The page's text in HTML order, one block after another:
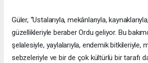
Güler, “Ustalarıyla, mekânlarıyla,
güzellikleriyle beraber Ordu geliyor. Bu
şelalesiyle, yaylalarıyla, endemik bitkileriyle,
sebzeleriyle ve bir de çok kültürlü bir tarafı